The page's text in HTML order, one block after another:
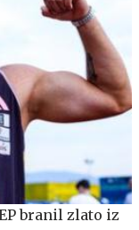
branil zlato iz